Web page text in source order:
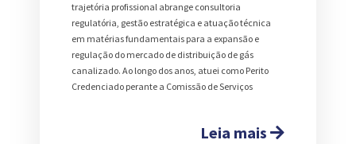
trajetória profissional abrange consultoria
regulatória, gestão estratégica e atuação técnica
em matérias fundamentais para a expansão e
regulação do mercado de distribuição de gás
canalizado. Ao longo dos anos, atuei como Perito
Credenciado perante a Comissão de Serviços
Leia mais